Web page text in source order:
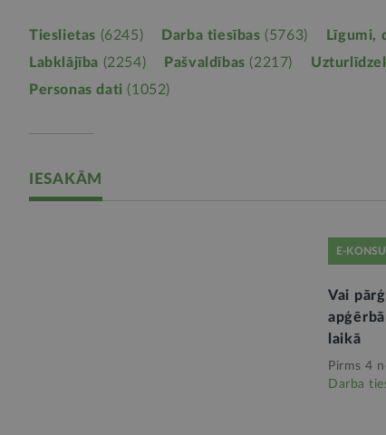
Tieslietas (6245) Darba tiesības (5763) Līgumi,
Labklājība (2254) Pašvaldības (2217)
Personas dati (1052)
IESAKĀM
E-
Vai
laikā
Pirms 4
Darba